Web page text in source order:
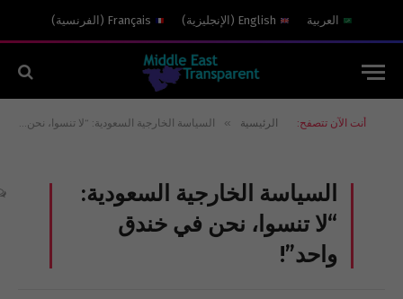
العربية English
( الإنجليزية)
Français
( الفرنسية)
أنت الآن تتصفح: الرئيسية » السياسة الخارجية السعودية: “لا تنسوا، نحن في خندق واحد”!
السياسة الخارجية السعودية:
“لا تنسوا، نحن في خندق
واحد”!